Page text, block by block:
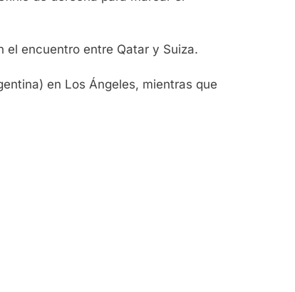
el encuentro entre Qatar y Suiza.
en Los Ángeles, mientras que